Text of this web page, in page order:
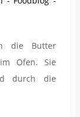
die Butter
Ofen. Sie
durch die